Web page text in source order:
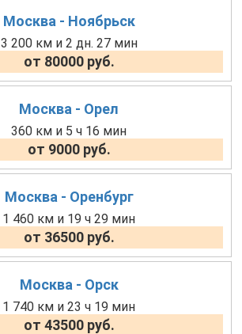
Москва - Ноябрьск
3 200 км и 2 дн. 27 мин
от 80000 руб.
Москва - Орел
360 км и 5 ч 16 мин
от 9000 руб.
Москва - Оренбург
1 460 км и 19 ч 29 мин
от 36500 руб.
Москва - Орск
1 740 км и 23 ч 19 мин
от 43500 руб.